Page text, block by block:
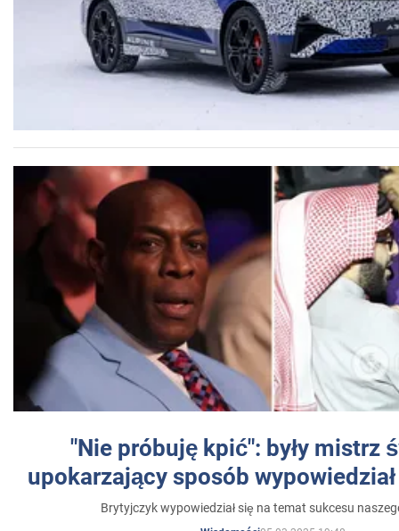
"Nie próbuję kpić": były mistrz
upokarzający sposób
Brytyjczyk wypowiedział się na temat sukcesu